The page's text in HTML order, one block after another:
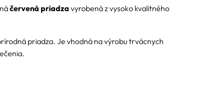
červená priadza vyrobená z vysoko kvalitného
priadza. Je vhodná na výrobu trvácnych